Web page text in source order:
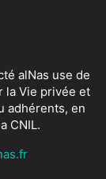
alNas use de
la Vie privée et
adhérents, en
CNIL.